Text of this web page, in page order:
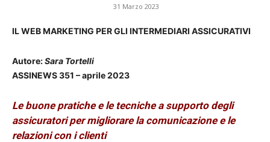
31 Marzo 2023
IL WEB MARKETING PER GLI INTERMEDIARI ASSICURATIVI
Autore:Sara Tortelli
ASSINEWS 351 – aprile 2023
Le buone pratiche e le tecniche a supporto degli
assicuratori per migliorare la comunicazione e le
relazioni con i clienti